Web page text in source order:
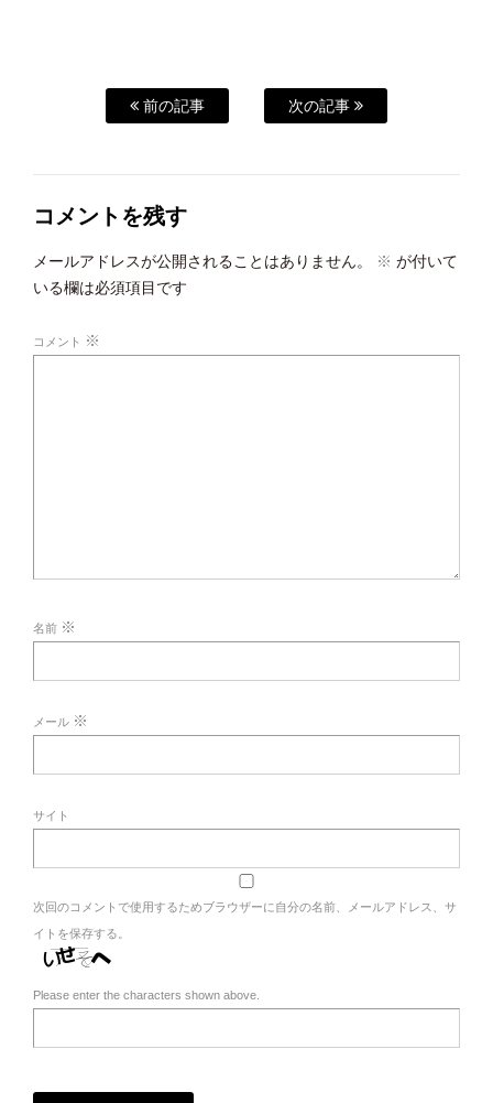
前の記事 次の記事
コメントを残す
メールアドレスが公開されることはありません。 ※ が付いて
いる欄は必須項目です
コメント ※
名前 ※
メール ※
サイト
次回のコメントで使用するためブラウザーに自分の名前、メールアドレス、サ
イトを保存する。
Please enter the characters shown above.